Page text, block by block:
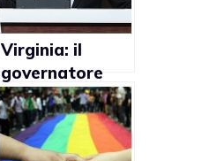
Virginia: il
governatore
Tim Kaine e le
sue controverse
opinioni sulle